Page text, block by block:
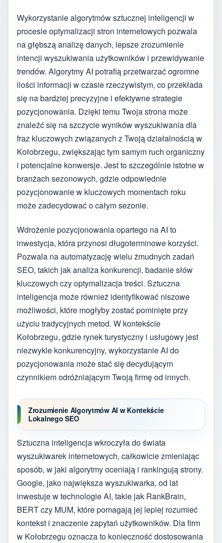
Wykorzystanie algorytmów sztucznej inteligencji w
procesie optymalizacji stron internetowych pozwala
na głębszą analizę danych, lepsze zrozumienie
intencji wyszukiwania użytkowników i przewidywanie
trendów. Algorytmy AI potrafią przetwarzać ogromne
ilości informacji w czasie rzeczywistym, co przekłada
się na bardziej precyzyjne i efektywne strategie
pozycjonowania. Dzięki temu Twoja strona może
znaleźć się na szczycie wyników wyszukiwania dla
fraz kluczowych związanych z Twoją działalnością w
Kołobrzegu, zwiększając tym samym ruch organiczny
i potencjalne konwersje. Jest to szczególnie istotne w
branżach sezonowych, gdzie odpowiednie
pozycjonowanie w kluczowych momentach roku
może zadecydować o całym sezonie.
Wdrożenie pozycjonowania opartego na AI to
inwestycja, która przynosi długoterminowe korzyści.
Pozwala na automatyzację wielu żmudnych zadań
SEO, takich jak analiza konkurencji, badanie słów
kluczowych czy optymalizacja treści. Sztuczna
inteligencja może również identyfikować niszowe
możliwości, które mogłyby zostać pominięte przy
użyciu tradycyjnych metod. W kontekście
Kołobrzegu, gdzie rynek turystyczny i usługowy jest
niezwykle konkurencyjny, wykorzystanie AI do
pozycjonowania może stać się decydującym
czynnikiem odróżniającym Twoją firmę od innych.
Zrozumienie Algorytmów AI w Kontekście
Lokalnego SEO
Sztuczna inteligencja wkroczyła do świata
wyszukiwarek internetowych, całkowicie zmieniając
sposób, w jaki algorytmy oceniają i rankingują strony.
Google, jako największa wyszukiwarka, od lat
inwestuje w technologie AI, takie jak RankBrain,
BERT czy MUM, które pomagają jej lepiej rozumieć
kontekst i znaczenie zapytań użytkowników. Dla firm
w Kołobrzegu oznacza to konieczność dostosowania